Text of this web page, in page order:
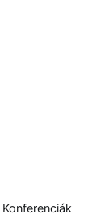
Konferenciák